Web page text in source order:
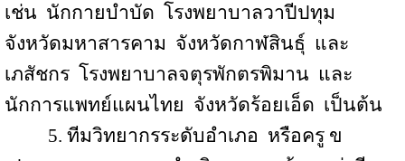
เช่น นักกายบำบัด โรงพยาบาลวาปีปทุม
จังหวัดมหาสารคาม จังหวัดกาฬสินธุ์ และ
เภสัชกร โรงพยาบาลจตุรพักตรพิมาน และ
นักการแพทย์แผนไทย จังหวัดร้อยเอ็ด เป็นต้น
5. ทีมวิทยากรระดับอำเภอ หรือครู ข